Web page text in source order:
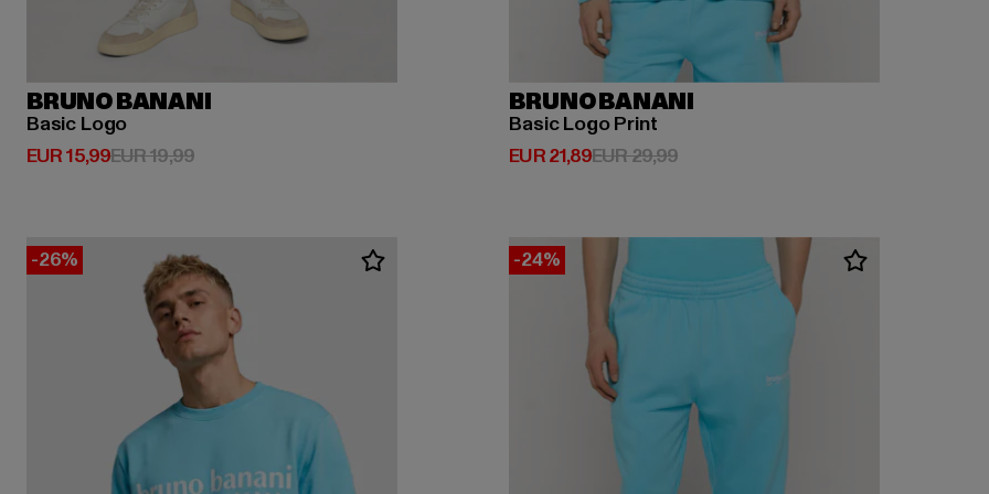
BRUNO BANANI
Basic Logo
EUR 15,99
Huidige prijs: EUR 15,99
EUR 19,99Actieprijs: EUR 19,99
BRUNO BANANI
Basic Logo Print
EUR 21,89
Huidige prijs: EUR 21,89
EUR 29,99Actieprijs: EUR 29,99
-26% -24%